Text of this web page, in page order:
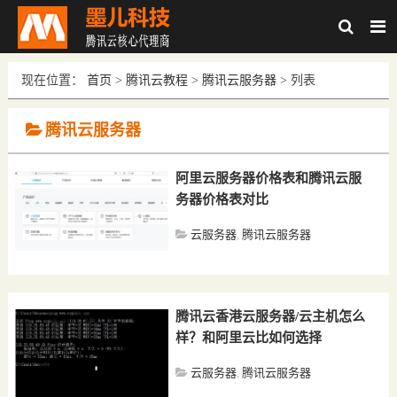
现在位置： 首页 > 腾讯云教程> 腾讯云服务器> 列表
腾讯云服务器
阿里云服务器价格表和腾讯云服
务器价格表对比
云服务器,腾讯云服务器
腾讯云香港云服务器/云主机怎么
样？和阿里云比如何选择
云服务器 腾讯云服务器